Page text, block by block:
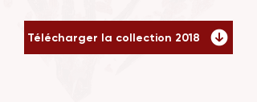
Télécharger la collection 2018